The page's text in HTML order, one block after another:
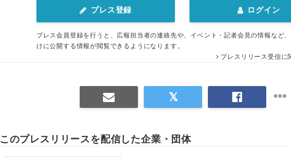
プレス登録 ログイン
プレス会員登録を行うと、広報担当者の連絡先や、イベント・記者会見の情報など
けに公開する情報が閲覧できるようになります。
プレスリリース受信に
このプレスリリースを配信した企業・団体